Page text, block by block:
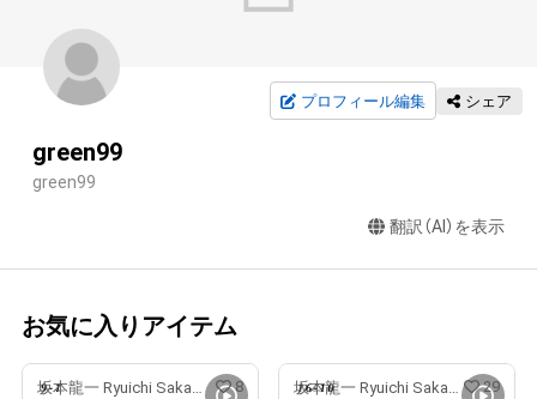
プロフィール編集 シェア
green99
green99
翻訳（AI）を表示
お気に入りアイテム
坂本龍一 Ryuichi Sakamoto 8 坂本龍一 Ryuichi Sakamoto 29